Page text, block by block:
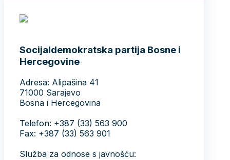
Socijaldemokratska partija Bosne i
Hercegovine
Adresa: Alipašina 41
71000 Sarajevo
Bosna i Hercegovina
Telefon: +387 (33) 563 900
Fax: +387 (33) 563 901
Služba za odnose s javnošću: